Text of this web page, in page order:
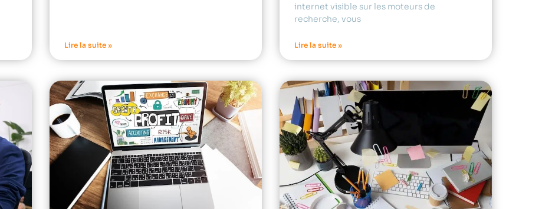
Lire la suite »
internet visible sur les moteurs de
recherche, vous
Lire la suite »